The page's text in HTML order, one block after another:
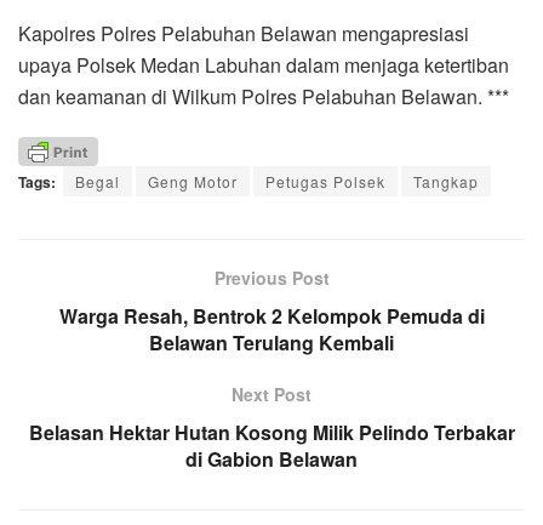
Kapolres Polres Pelabuhan Belawan mengapresiasi
upaya Polsek Medan Labuhan dalam menjaga ketertiban
dan keamanan di Wilkum Polres Pelabuhan Belawan. ***
Tags: Begal Geng Motor Petugas Polsek Tangkap
Previous Post
Warga Resah, Bentrok 2 Kelompok Pemuda di
Belawan Terulang Kembali
Next Post
Belasan Hektar Hutan Kosong Milik Pelindo Terbakar
di Gabion Belawan